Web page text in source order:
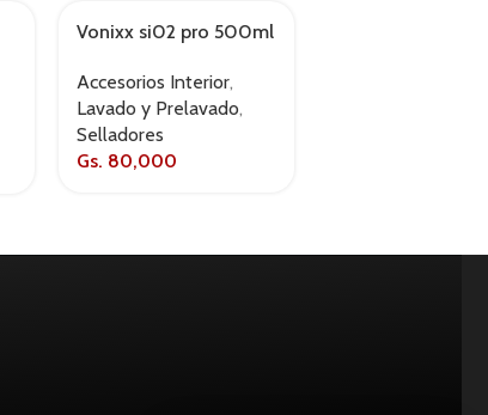
Vonixx si02 pro 500ml
Accesorios Interior,
Lavado y Prelavado,
Selladores
Gs. 80,000